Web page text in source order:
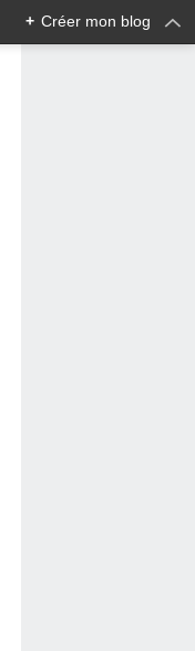
+ Créer mon blog